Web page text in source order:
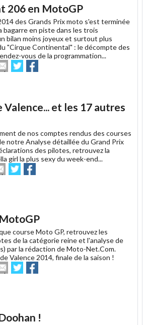
206 en MotoGP
des Grands Prix moto s'est terminée
bagarre en piste dans les trois
bilan moins joyeux et surtout plus
"Cirque Continental" : le décompte des
vous de la programmation...
EnvoyerPartager
sur sur
et les 17 autres
de nos comptes rendus des courses
notre Analyse détaillée du Grand Prix
des pilotes, retrouvez la
girl la plus sexy du week-end...
EnvoyerPartager
sur sur
course Moto GP, retrouvez les
de la catégorie reine et l'analyse de
par la rédaction de Moto-Net.Com.
Valence 2014, finale de la saison !
EnvoyerPartager
sur sur
!